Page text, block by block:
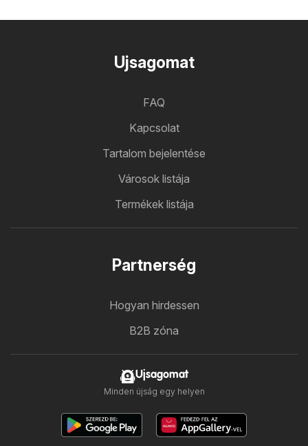
Ujsagomat
FAQ
Kapcsolat
Tartalom bejelentése
Városok listája
Termékek listája
Partnerség
Hogyan hirdessen
B2B zóna
Ujsagomat
Minden újság egy helyen